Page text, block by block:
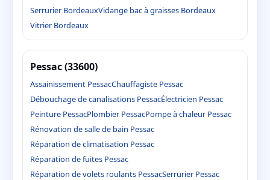
Serrurier BordeauxVidange bac à graisses Bordeaux
Vitrier Bordeaux
Pessac (33600)
Assainissement PessacChauffagiste Pessac
Débouchage de canalisations PessacÉlectricien Pessac
Peinture PessacPlombier PessacPompe à chaleur Pessac
Rénovation de salle de bain Pessac
Réparation de climatisation Pessac
Réparation de fuites Pessac
Réparation de volets roulants PessacSerrurier Pessac